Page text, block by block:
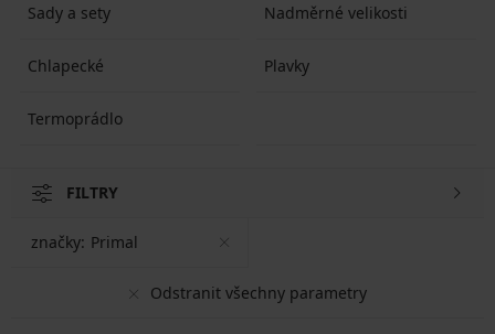
Sady a sety Nadměrné velikosti
Chlapecké Plavky
Termoprádlo
FILTRY
Odstranit všechny parametry
značky: Primal